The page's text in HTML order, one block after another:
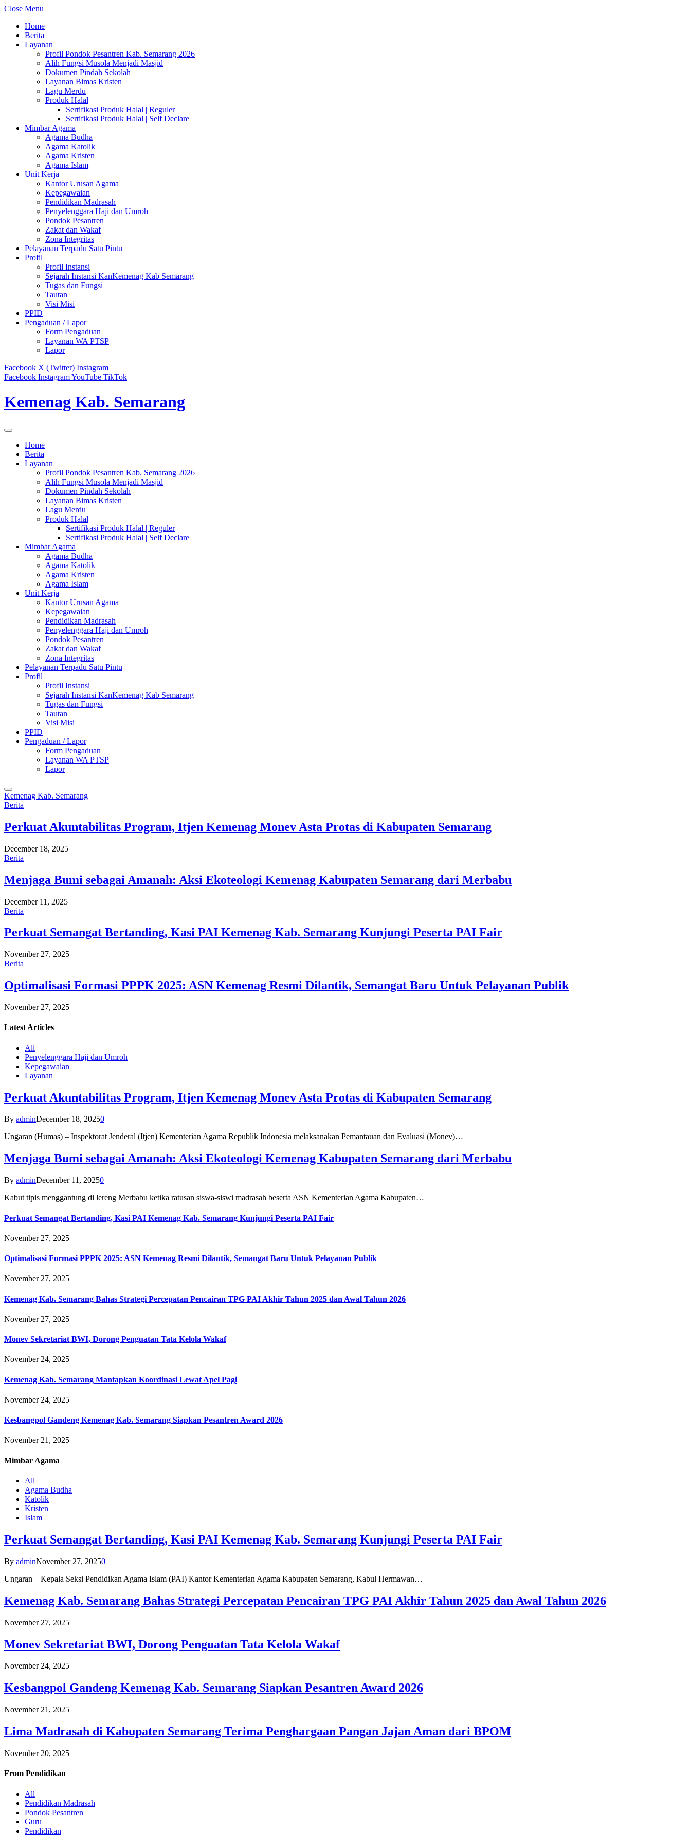
Close Menu
Home
Berita
Layanan
Profil Pondok Pesantren Kab. Semarang 2026
Alih Fungsi Musola Menjadi Masjid
Dokumen Pindah Sekolah
Layanan Bimas Kristen
Lagu Merdu
Produk Halal
Sertifikasi Produk Halal | Reguler
Sertifikasi Produk Halal | Self Declare
Mimbar Agama
Agama Budha
Agama Katolik
Agama Kristen
Agama Islam
Unit Kerja
Kantor Urusan Agama
Kepegawaian
Pendidikan Madrasah
Penyelenggara Haji dan Umroh
Pondok Pesantren
Zakat dan Wakaf
Zona Integritas
Pelayanan Terpadu Satu Pintu
Profil
Profil Instansi
Sejarah Instansi KanKemenag Kab Semarang
Tugas dan Fungsi
Tautan
Visi Misi
PPID
Pengaduan / Lapor
Form Pengaduan
Layanan WA PTSP
Lapor
Facebook X (Twitter) Instagram
Facebook InstagramYouTube TikTok
Kemenag Kab. Semarang
Home
Berita
Layanan
Profil Pondok Pesantren Kab. Semarang 2026
Alih Fungsi Musola Menjadi Masjid
Dokumen Pindah Sekolah
Layanan Bimas Kristen
Lagu Merdu
Produk Halal
Sertifikasi Produk Halal | Reguler
Sertifikasi Produk Halal | Self Declare
Mimbar Agama
Agama Budha
Agama Katolik
Agama Kristen
Agama Islam
Unit Kerja
Kantor Urusan Agama
Kepegawaian
Pendidikan Madrasah
Penyelenggara Haji dan Umroh
Pondok Pesantren
Zakat dan Wakaf
Zona Integritas
Pelayanan Terpadu Satu Pintu
Profil
Profil Instansi
Sejarah Instansi KanKemenag Kab Semarang
Tugas dan Fungsi
Tautan
Visi Misi
PPID
Pengaduan / Lapor
Form Pengaduan
Layanan WA PTSP
Lapor
Kemenag Kab. Semarang
Berita
Perkuat Akuntabilitas Program, Itjen Kemenag Monev Asta Protas di Kabupaten Semarang
December 18, 2025
Berita
Menjaga Bumi sebagai Amanah: Aksi Ekoteologi Kemenag Kabupaten Semarang dari Merbabu
December 11, 2025
Berita
Perkuat Semangat Bertanding, Kasi PAI Kemenag Kab. Semarang Kunjungi Peserta PAI Fair
November 27, 2025
Berita
Optimalisasi Formasi PPPK 2025: ASN Kemenag Resmi Dilantik, Semangat Baru Untuk Pelayanan Publik
November 27, 2025
Latest Articles
All
Penyelenggara Haji dan Umroh
Kepegawaian
Layanan
Perkuat Akuntabilitas Program, Itjen Kemenag Monev Asta Protas di Kabupaten Semarang
By adminDecember 18, 20250
Ungaran (Humas) – Inspektorat Jenderal (Itjen) Kementerian Agama Republik Indonesia melaksanakan Pemantauan dan Evaluasi (Monev)…
Menjaga Bumi sebagai Amanah: Aksi Ekoteologi Kemenag Kabupaten Semarang dari Merbabu
By adminDecember 11, 20250
Kabut tipis menggantung di lereng Merbabu ketika ratusan siswa-siswi madrasah beserta ASN Kementerian Agama Kabupaten…
Perkuat Semangat Bertanding, Kasi PAI Kemenag Kab. Semarang Kunjungi Peserta PAI Fair
November 27, 2025
Optimalisasi Formasi PPPK 2025: ASN Kemenag Resmi Dilantik, Semangat Baru Untuk Pelayanan Publik
November 27, 2025
Kemenag Kab. Semarang Bahas Strategi Percepatan Pencairan TPG PAI Akhir Tahun 2025 dan Awal Tahun 2026
November 27, 2025
Monev Sekretariat BWI, Dorong Penguatan Tata Kelola Wakaf
November 24, 2025
Kemenag Kab. Semarang Mantapkan Koordinasi Lewat Apel Pagi
November 24, 2025
Kesbangpol Gandeng Kemenag Kab. Semarang Siapkan Pesantren Award 2026
November 21, 2025
Mimbar Agama
All
Agama Budha
Katolik
Kristen
Islam
Perkuat Semangat Bertanding, Kasi PAI Kemenag Kab. Semarang Kunjungi Peserta PAI Fair
By adminNovember 27, 20250
Ungaran – Kepala Seksi Pendidikan Agama Islam (PAI) Kantor Kementerian Agama Kabupaten Semarang, Kabul Hermawan…
Kemenag Kab. Semarang Bahas Strategi Percepatan Pencairan TPG PAI Akhir Tahun 2025 dan Awal Tahun 2026
November 27, 2025
Monev Sekretariat BWI, Dorong Penguatan Tata Kelola Wakaf
November 24, 2025
Kesbangpol Gandeng Kemenag Kab. Semarang Siapkan Pesantren Award 2026
November 21, 2025
Lima Madrasah di Kabupaten Semarang Terima Penghargaan Pangan Jajan Aman dari BPOM
November 20, 2025
From Pendidikan
All
Pendidikan Madrasah
Pondok Pesantren
Guru
Pendidikan